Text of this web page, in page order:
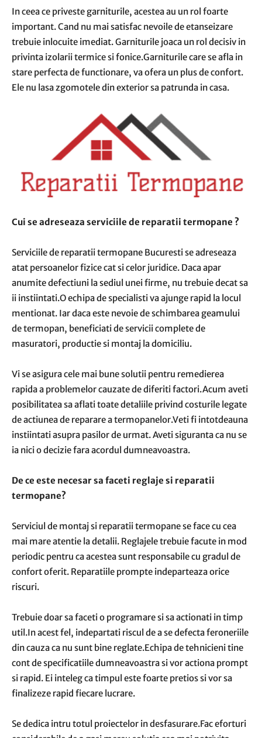
In ceea ce priveste garniturile, acestea au un rol foarte
important. Cand nu mai satisfac nevoile de etanseizare
trebuie inlocuite imediat. Garniturile joaca un rol decisiv in
privinta izolarii termice si fonice.Garniturile care se afla in
stare perfecta de functionare, va ofera un plus de confort.
Ele nu lasa zgomotele din exterior sa patrunda in casa.
Cui se adreseaza serviciile de reparatii termopane ?
Serviciile de reparatii termopane Bucuresti se adreseaza
atat persoanelor fizice cat si celor juridice. Daca apar
anumite defectiuni la sediul unei firme, nu trebuie decat sa
ii instiintati.O echipa de specialisti va ajunge rapid la locul
mentionat. Iar daca este nevoie de schimbarea geamului
de termopan, beneficiati de servicii complete de
masuratori, productie si montaj la domiciliu.
Vi se asigura cele mai bune solutii pentru remedierea
rapida a problemelor cauzate de diferiti factori.Acum aveti
posibilitatea sa aflati toate detaliile privind costurile legate
de actiunea de reparare a termopanelor.Veti fi intotdeauna
instiintati asupra pasilor de urmat. Aveti siguranta ca nu se
ia nici o decizie fara acordul dumneavoastra.
De ce este necesar sa faceti reglaje si reparatii
termopane?
Serviciul de montaj si reparatii termopane se face cu cea
mai mare atentie la detalii. Reglajele trebuie facute in mod
periodic pentru ca acestea sunt responsabile cu gradul de
confort oferit. Reparatiile prompte indeparteaza orice
riscuri.
Trebuie doar sa faceti o programare si sa actionati in timp
util.In acest fel, indepartati riscul de a se defecta feroneriile
din cauza ca nu sunt bine reglate.Echipa de tehnicieni tine
cont de specificatiile dumneavoastra si vor actiona prompt
si rapid. Ei inteleg ca timpul este foarte pretios si vor sa
finalizeze rapid fiecare lucrare.
Se dedica intru totul proiectelor in desfasurare.Fac eforturi